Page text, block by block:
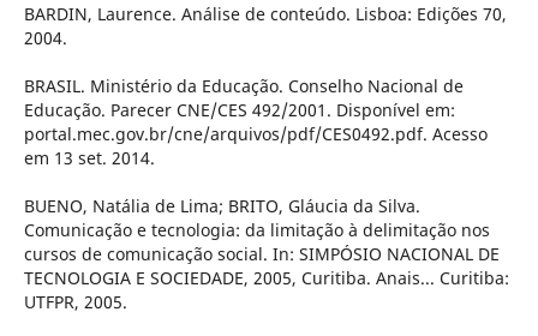
BARDIN, Laurence. Análise de conteúdo. Lisboa: Edições 70,
2004.
BRASIL. Ministério da Educação. Conselho Nacional de
Educação. Parecer CNE/CES 492/2001. Disponível em:
portal.mec.gov.br/cne/arquivos/pdf/CES0492.pdf. Acesso
em 13 set. 2014.
BUENO, Natália de Lima; BRITO, Gláucia da Silva.
Comunicação e tecnologia: da limitação à delimitação nos
cursos de comunicação social. In: SIMPÓSIO NACIONAL DE
TECNOLOGIA E SOCIEDADE, 2005, Curitiba. Anais... Curitiba:
UTFPR, 2005.